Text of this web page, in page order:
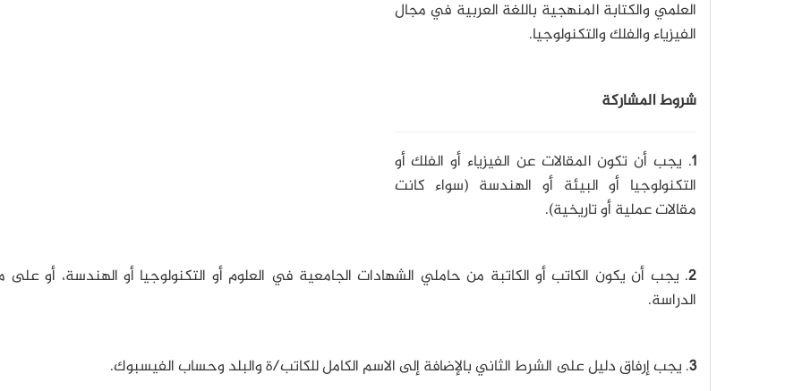
العلمي والكتابة المنهجية باللغة العربية في مجال
الفيزياء والفلك والتكنولوجيا.
شروط المشاركة
1. يجب أن تكون المقالات عن الفيزياء أو الفلك أو
التكنولوجيا أو البيئة أو الهندسة (سواء كانت
مقالات عملية أو تاريخية).
2. يجب أن يكون الكاتب أو الكاتبة من حاملي الشهادات الجامعية في العلوم أو التكنولوجيا أو الهندسة، أو على
الدراسة.
3. يجب إرفاق دليل على الشرط الثاني بالإضافة إلى الاسم الكامل للكاتب/ة والبلد وحساب الفيسبوك.